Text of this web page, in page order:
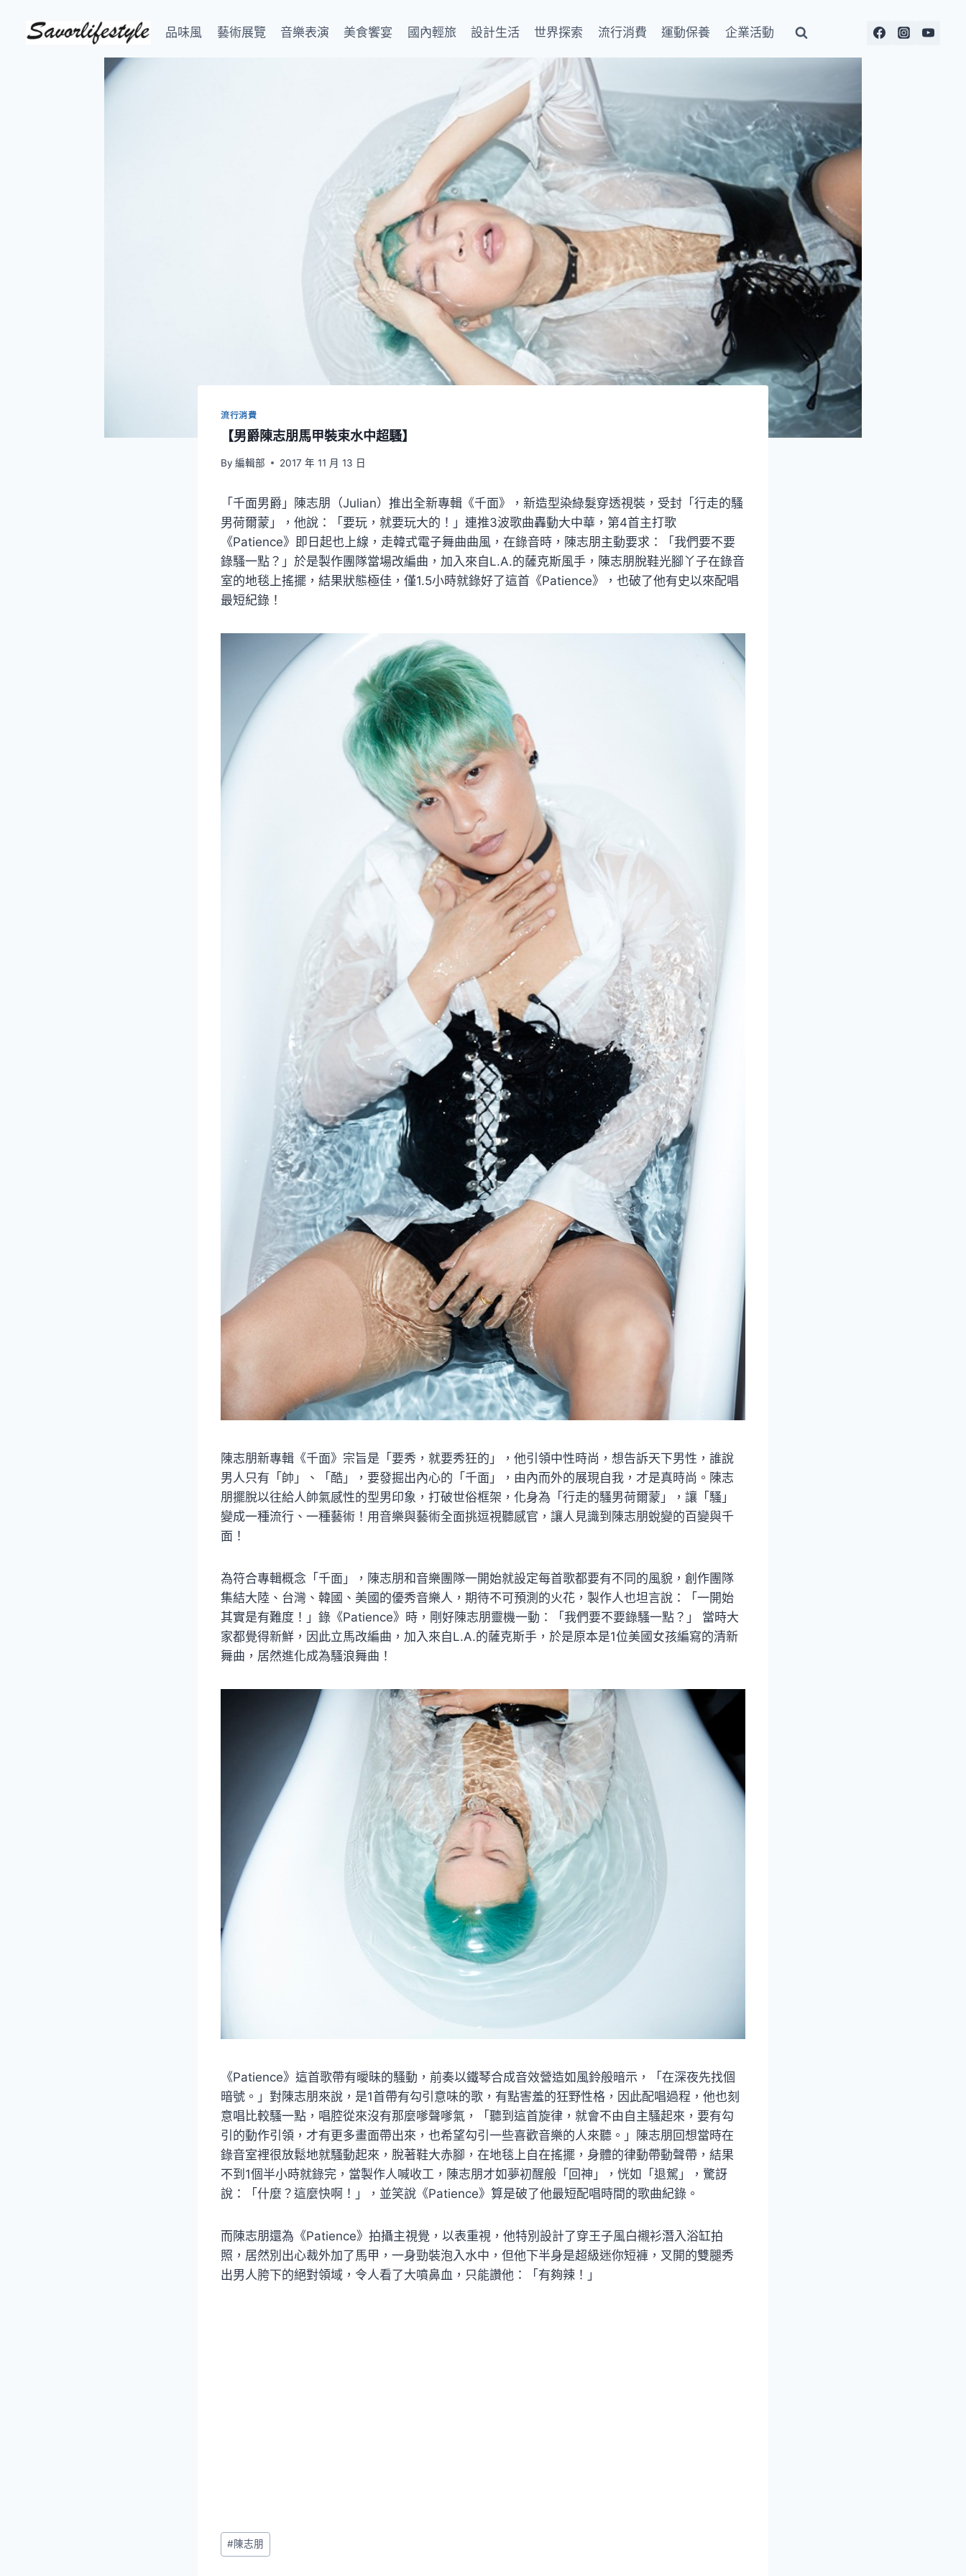
品味風 藝術展覽 音樂表演 美食饗宴 國內輕旅 設計生活 世界探索 流行消費 運動保養 企業活動
流行消費
【男爵陳志朋馬甲裝束水中超騷】
By 編輯部 2017 年 11 月 13 日
「千面男爵」陳志朋（Julian）推出全新專輯《千面》，新造型染綠髮穿透視裝，受封「行走的騷
男荷爾蒙」，他說：「要玩，就要玩大的！」連推3波歌曲轟動大中華，第4首主打歌
《Patience》即日起也上線，走韓式電子舞曲曲風，在錄音時，陳志朋主動要求：「我們要不要
錄騷一點？」於是製作團隊當場改編曲，加入來自L.A.的薩克斯風手，陳志朋脫鞋光腳丫子在錄音
室的地毯上搖擺，結果狀態極佳，僅1.5小時就錄好了這首《Patience》，也破了他有史以來配唱
最短紀錄！
陳志朋新專輯《千面》宗旨是「要秀，就要秀狂的」，他引領中性時尚，想告訴天下男性，誰說
男人只有「帥」、「酷」，要發掘出內心的「千面」，由內而外的展現自我，才是真時尚。陳志
朋擺脫以往給人帥氣感性的型男印象，打破世俗框架，化身為「行走的騷男荷爾蒙」，讓「騷」
變成一種流行、一種藝術！用音樂與藝術全面挑逗視聽感官，讓人見識到陳志朋蛻變的百變與千
面！
為符合專輯概念「千面」，陳志朋和音樂團隊一開始就設定每首歌都要有不同的風貌，創作團隊
集結大陸、台灣、韓國、美國的優秀音樂人，期待不可預測的火花，製作人也坦言說：「一開始
其實是有難度！」錄《Patience》時，剛好陳志朋靈機一動：「我們要不要錄騷一點？」 當時大
家都覺得新鮮，因此立馬改編曲，加入來自L.A.的薩克斯手，於是原本是1位美國女孩編寫的清新
舞曲，居然進化成為騷浪舞曲！
《Patience》這首歌帶有曖昧的騷動，前奏以鐵琴合成音效營造如風鈴般暗示，「在深夜先找個
暗號。」對陳志朋來說，是1首帶有勾引意味的歌，有點害羞的狂野性格，因此配唱過程，他也刻
意唱比較騷一點，唱腔從來沒有那麼嗲聲嗲氣，「聽到這首旋律，就會不由自主騷起來，要有勾
引的動作引領，才有更多畫面帶出來，也希望勾引一些喜歡音樂的人來聽。」陳志朋回想當時在
錄音室裡很放鬆地就騷動起來，脫著鞋大赤腳，在地毯上自在搖擺，身體的律動帶動聲帶，結果
不到1個半小時就錄完，當製作人喊收工，陳志朋才如夢初醒般「回神」，恍如「退駕」，驚訝
說：「什麼？這麼快啊！」，並笑說《Patience》算是破了他最短配唱時間的歌曲紀錄。
而陳志朋還為《Patience》拍攝主視覺，以表重視，他特別設計了穿王子風白襯衫潛入浴缸拍
照，居然別出心裁外加了馬甲，一身勁裝泡入水中，但他下半身是超級迷你短褲，叉開的雙腿秀
出男人胯下的絕對領域，令人看了大噴鼻血，只能讚他：「有夠辣！」
Post
Tags:
#陳志朋